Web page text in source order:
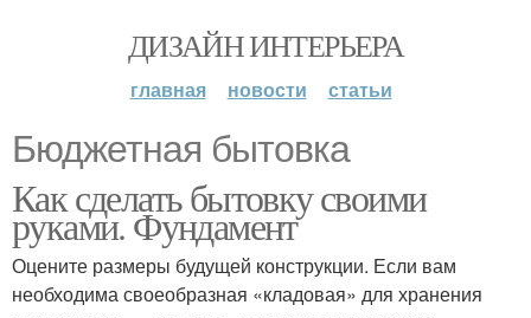
ДИЗАЙН ИНТЕРЬЕРА
главная новости статьи
Бюджетная бытовка
Как сделать бытовку своими
руками. Фундамент
Оцените размеры будущей конструкции. Если вам
необходима своеобразная «кладовая» для хранения